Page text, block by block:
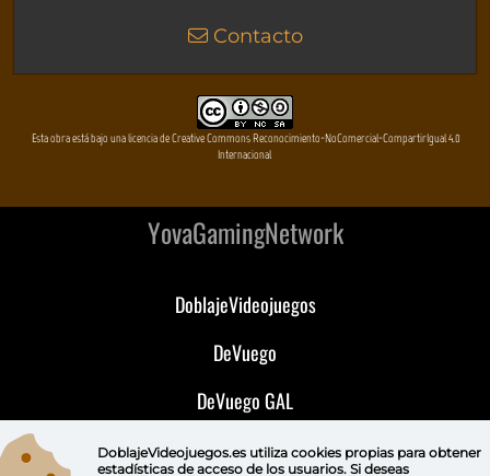
Contacto
Esta obra está bajo una licencia de Creative Commons Reconocimiento-NoComercial-CompartirIgual 4.0
Internacional
YovaGamingNetwork
DoblajeVideojuegos
DeVuego
DeVuego GAL
DeVuego LATAM
DoblajeVideojuegos.es utiliza cookies propiaspara obtener
estadísticas de acceso de los usuarios. Si deseas